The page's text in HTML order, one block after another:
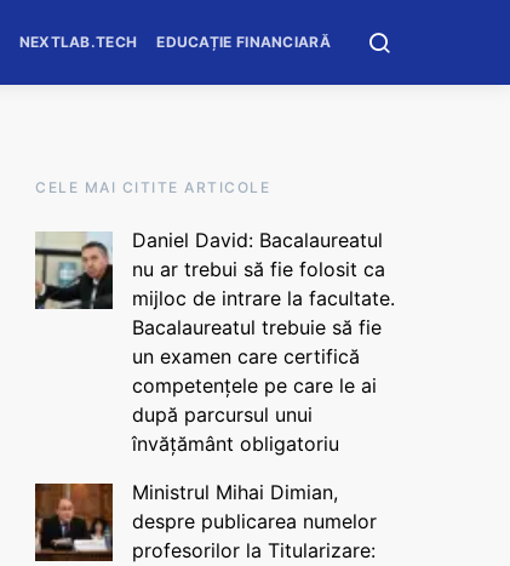
NEXTLAB.TECH EDUCAȚIE FINANCIARĂ
CELE MAI CITITE ARTICOLE
Daniel David: Bacalaureatul
nu ar trebui să fie folosit ca
mijloc de intrare la facultate.
Bacalaureatul trebuie să fie
un examen care certifică
competențele pe care le ai
după parcursul unui
învățământ obligatoriu
Ministrul Mihai Dimian,
despre publicarea numelor
profesorilor la Titularizare: